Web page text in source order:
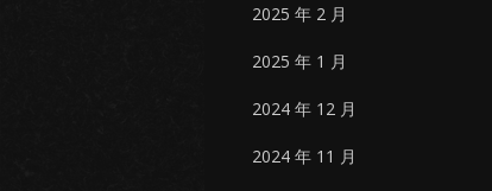
2025 年 2 月
2025 年 1 月
2024 年 12 月
2024 年 11 月